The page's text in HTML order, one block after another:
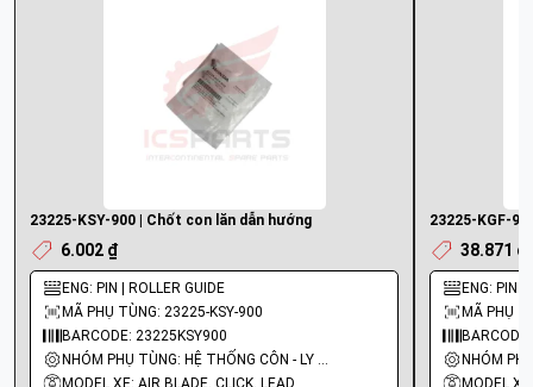
23225-KSY-900 | Chốt con lăn dẫn hướng
6.002 ₫
ENG: PIN | ROLLER GUIDE
MÃ PHỤ TÙNG: 23225-KSY-900
BARCODE: 23225KSY900
NHÓM PHỤ TÙNG: HỆ THỐNG CÔN - LY HỢP - TRỤC SỐ - BÁNH RĂNG
MODEL XE: AIR BLADE, CLICK, LEAD
23225-KGF-
38.871 ₫
ENG: PIN |
MÃ PHỤ
MODEL